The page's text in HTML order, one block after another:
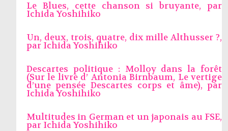
Le Blues, cette chanson si bruyante, par
Ichida Yoshihiko
Un, deux, trois, quatre, dix mille Althusser ?,
par Ichida Yoshihiko
Descartes politique : Molloy dans la forêt
(Sur le livre d’ Antonia Birnbaum, Le vertige
d’une pensée Descartes corps et âme), par
Ichida Yoshihiko
Multitudes in German et un japonais au FSE,
par Ichida Yoshihiko